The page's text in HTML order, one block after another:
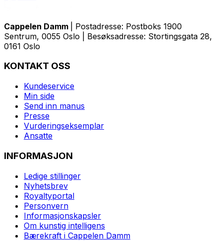
Cappelen Damm
| Postadresse: Postboks 1900
Sentrum, 0055 Oslo | Besøksadresse: Stortingsgata 28,
0161 Oslo
KONTAKT OSS
Kundeservice
Min side
Send inn manus
Presse
Vurderingseksemplar
Ansatte
INFORMASJON
Ledige stillinger
Nyhetsbrev
Royaltyportal
Personvern
Informasjonskapsler
Om kunstig intelligens
Bærekraft i Cappelen Damm